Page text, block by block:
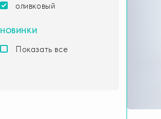
оливковый
НОВИНКИ
Показать все